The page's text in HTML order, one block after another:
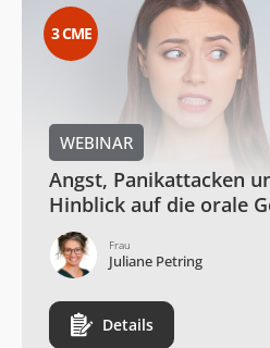
3CME
WEBINAR
Angst, Panikattacken
Hinblick auf die orale
Frau
Juliane Petring
Details